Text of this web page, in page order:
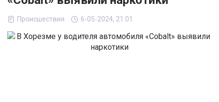
Происшествия 6-05-2024, 21:01